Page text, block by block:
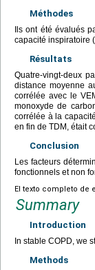
Méthodes
Ils ont été évalués
capacité inspiratoire
Résultats
Quatre-vingt-deux
distance moyenne
corrélée avec le
monoxyde de
corrélée à la
en fin de TDM, était
Conclusion
Les facteurs
fonctionnels et non
El texto completo de
Summary
Introduction
In stable COPD, we
Methods